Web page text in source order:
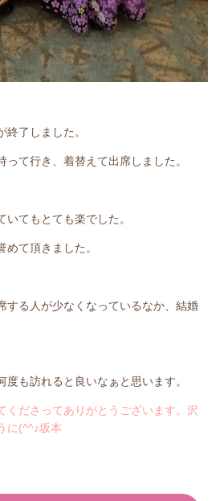
了しました。
て行き、着替えて出席しました。
てもとても楽でした。
て頂きました。
する人が少なくなっているなか、結婚
度も訪れると良いなぁと思います。
ださってありがとうございます。沢
に(^^♪坂本